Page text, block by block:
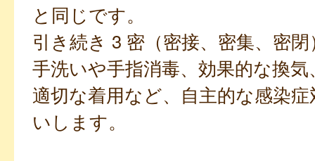
と同じです。
引き続き 3 密（密接、密集、密
手洗いや手指消毒、効果的な換
適切な着用など、自主的な感染
いします。